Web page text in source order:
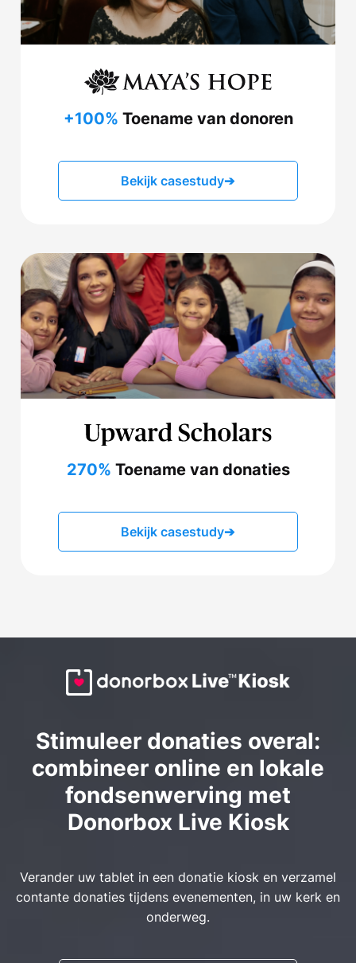
+100% Toename van donoren
Bekijk casestudy➔
270% Toename van donaties
Bekijk casestudy➔
Stimuleer donaties overal:
combineer online en lokale
fondsenwerving met
Donorbox Live Kiosk
Verander uw tablet in een donatie kiosk en verzamel
contante donaties tijdens evenementen, in uw kerk en
onderweg.